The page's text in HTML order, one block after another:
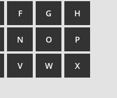
F G H
N O P
V W X